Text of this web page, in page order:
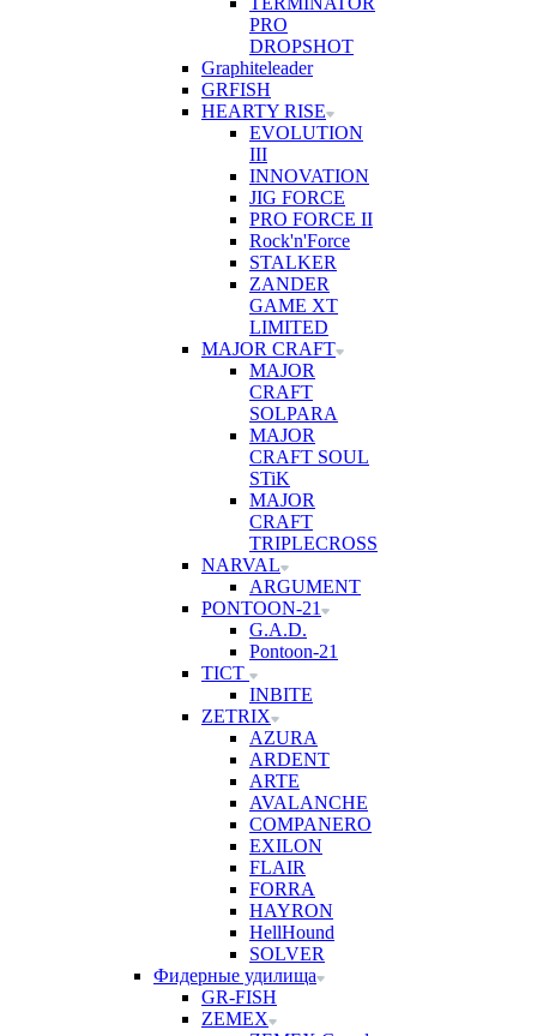
PRO
DROPSHOT
Graphiteleader
GRFISH
HEARTY RISE
EVOLUTION
III
INNOVATION
JIG FORCE
PRO FORCE II
Rock'n'Force
STALKER
ZANDER
GAME XT
LIMITED
MAJOR CRAFT
MAJOR
CRAFT
SOLPARA
MAJOR
CRAFT SOUL
STiK
MAJOR
CRAFT
TRIPLECROSS
NARVAL
ARGUMENT
PONTOON-21
G.A.D.
Pontoon-21
TICT
INBITE
ZETRIX
AZURA
ARDENT
ARTE
AVALANCHE
COMPANERO
EXILON
FLAIR
FORRA
HAYRON
HellHound
SOLVER
Фидерные удилища
GR-FISH
ZEMEX